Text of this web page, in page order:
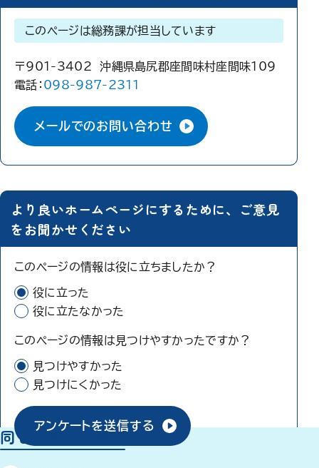
このページは総務課が担当しています
〒901-3402 沖縄県島尻郡座間味村座間味109
電話： 098-987-2311
メールでのお問い合わせ
より良いホームページにするために、ご意見
をお聞かせください
このページの情報は役に立ちましたか？
役に立った
役に立たなかった
このページの情報は見つけやすかったですか？
見つけやすかった
見つけにくかった
アンケートを送信する
同じ分類から探す